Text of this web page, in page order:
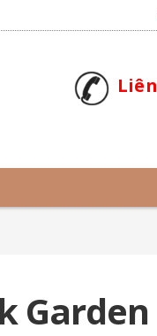
Garden